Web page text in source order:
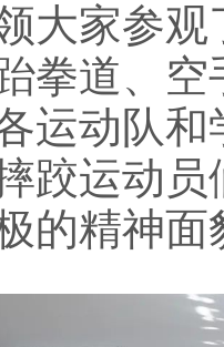
大家参
拳道、
运动队
跤运动
的精神